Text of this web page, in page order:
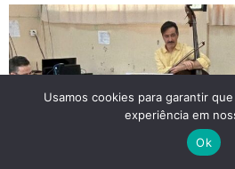
Usamos cookies para garantir
experiência em
Ok